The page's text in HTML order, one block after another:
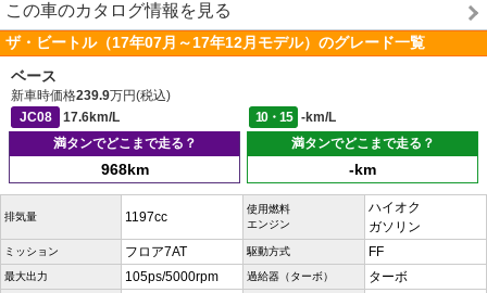
この車のカタログ情報を見る
ザ・ビートル（17年07月～17年12月モデル）のグレード一覧
ベース
新車時価格239.9万円(税込)
JC08
17.6km/L 10・15
-km/L
満タンでどこまで走る？
968km
満タンでどこまで走る？
-km
排気量 1197cc
使用燃料
エンジン
ハイオク
ガソリン
ミッション フロア7AT 駆動方式 FF
最大出力 105ps/5000rpm 過給器（ターボ） ターボ